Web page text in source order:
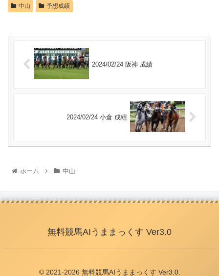
中山 予想成績
2024/02/24 阪神 成績
2024/02/24 小倉 成績
ホーム 中山
無料競馬AIうままっくす Ver3.0
© 2021-2026 無料競馬AIうままっくす Ver3.0.